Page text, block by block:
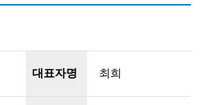
대표자명 최희